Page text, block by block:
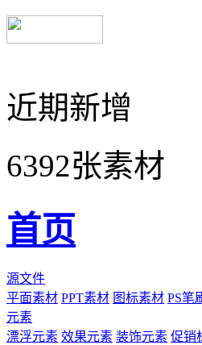
近期新增
6392张素材
首页
源文件
平面素材 PPT素材 图标素材 PS笔
元素
漂浮元素 效果元素 装饰元素 促销